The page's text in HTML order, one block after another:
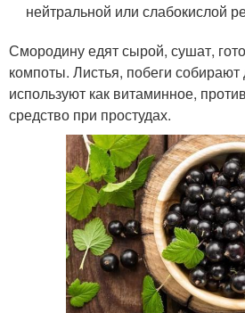
нейтральной или слабокислой
Смородину едят сырой, сушат,
компоты. Листья, побеги
используют как витаминное,
средство при простудах.